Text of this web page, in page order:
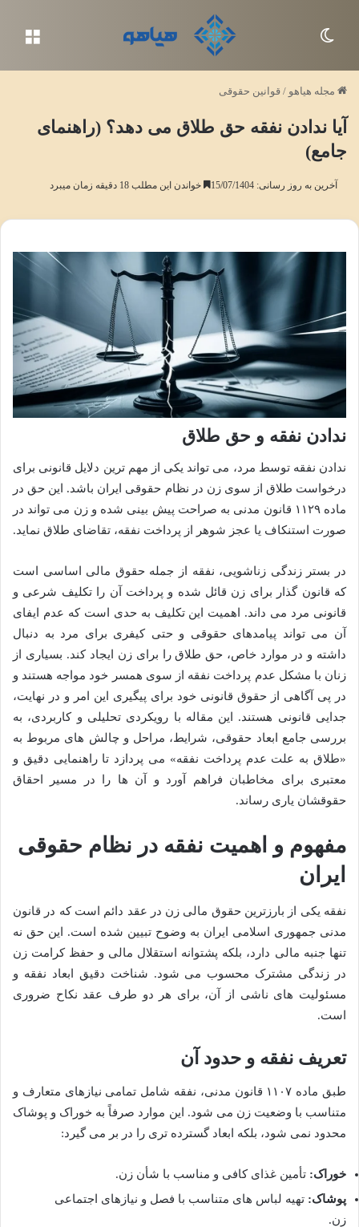
مجله هیاهو / قوانین حقوقی
آیا ندادن نفقه حق طلاق می دهد؟ (راهنمای
جامع)
آخرین به روز رسانی: 15/07/1404 خواندن این مطلب 18 دقیقه زمان میبرد
ندادن نفقه و حق طلاق
ندادن نفقه توسط مرد، می تواند یکی از مهم ترین دلایل قانونی برای
درخواست طلاق از سوی زن در نظام حقوقی ایران باشد. این حق در
ماده ۱۱۲۹ قانون مدنی به صراحت پیش بینی شده و زن می تواند در
صورت استنکاف یا عجز شوهر از پرداخت نفقه، تقاضای طلاق نماید.
در بستر زندگی زناشویی، نفقه از جمله حقوق مالی اساسی است
که قانون گذار برای زن قائل شده و پرداخت آن را تکلیف شرعی و
قانونی مرد می داند. اهمیت این تکلیف به حدی است که عدم ایفای
آن می تواند پیامدهای حقوقی و حتی کیفری برای مرد به دنبال
داشته و در موارد خاص، حق طلاق را برای زن ایجاد کند. بسیاری از
زنان با مشکل عدم پرداخت نفقه از سوی همسر خود مواجه هستند و
در پی آگاهی از حقوق قانونی خود برای پیگیری این امر و در نهایت،
جدایی قانونی هستند. این مقاله با رویکردی تحلیلی و کاربردی، به
بررسی جامع ابعاد حقوقی، شرایط، مراحل و چالش های مربوط به
«طلاق به علت عدم پرداخت نفقه» می پردازد تا راهنمایی دقیق و
معتبری برای مخاطبان فراهم آورد و آن ها را در مسیر احقاق
حقوقشان یاری رساند.
مفهوم و اهمیت نفقه در نظام حقوقی
ایران
نفقه یکی از بارزترین حقوق مالی زن در عقد دائم است که در قانون
مدنی جمهوری اسلامی ایران به وضوح تبیین شده است. این حق نه
تنها جنبه مالی دارد، بلکه پشتوانه استقلال مالی و حفظ کرامت زن
در زندگی مشترک محسوب می شود. شناخت دقیق ابعاد نفقه و
مسئولیت های ناشی از آن، برای هر دو طرف عقد نکاح ضروری
است.
تعریف نفقه و حدود آن
طبق ماده ۱۱۰۷ قانون مدنی، نفقه شامل تمامی نیازهای متعارف و
متناسب با وضعیت زن می شود. این موارد صرفاً به خوراک و پوشاک
محدود نمی شود، بلکه ابعاد گسترده تری را در بر می گیرد:
خوراک: تأمین غذای کافی و مناسب با شأن زن.
پوشاک: تهیه لباس های متناسب با فصل و نیازهای اجتماعی
زن.